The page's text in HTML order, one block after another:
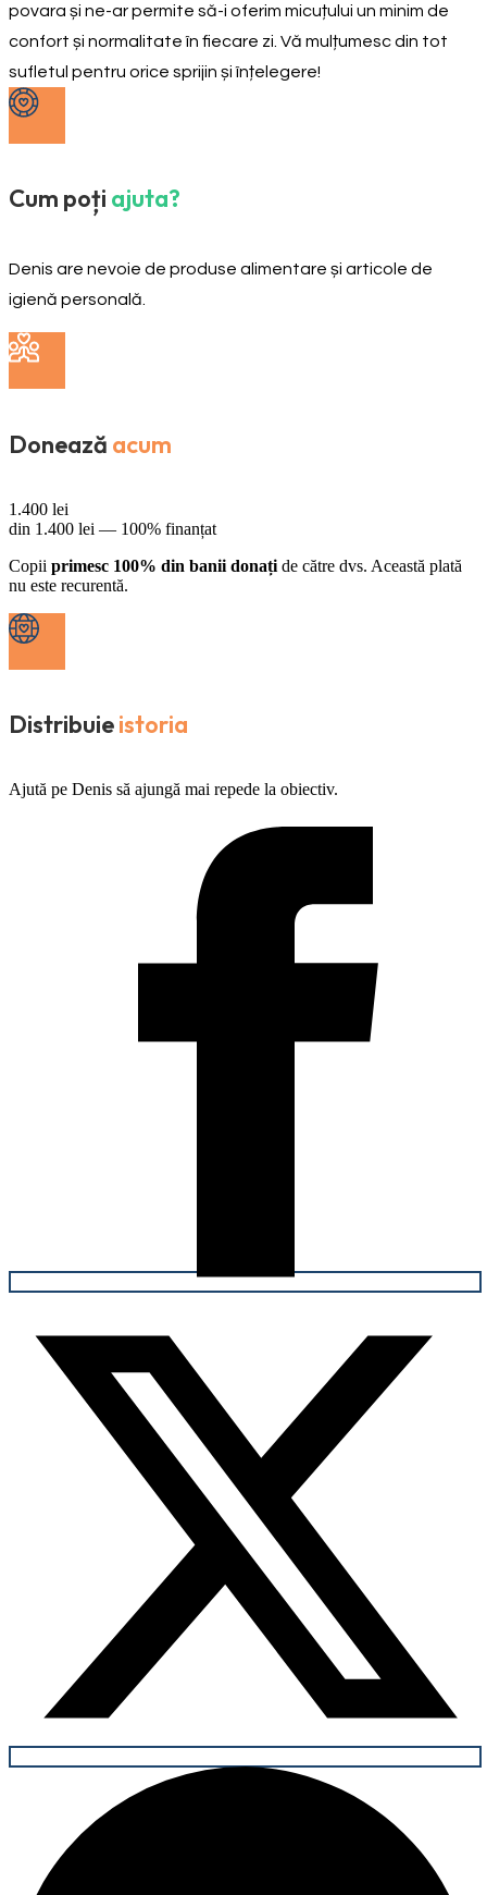
povara și ne-ar permite să-i oferim micuțului un minim de
confort și normalitate în fiecare zi. Vă mulțumesc din tot
sufletul pentru orice sprijin și înțelegere!
Cum poți ajuta?
Denis are nevoie de produse alimentare și articole de
igienă personală.
Donează acum
1.400 lei
din 1.400 lei — 100% finanțat
Copii primesc 100% din banii donați de către dvs. Această plată
nu este recurentă.
Distribuieistoria
Ajută pe Denis să ajungă mai repede la obiectiv.